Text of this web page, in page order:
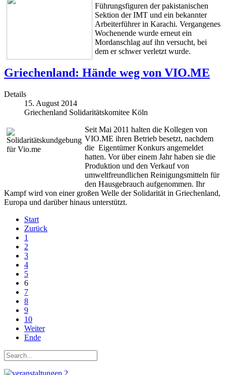
Führungsfiguren der pakistanischen
Sektion der IMT und ein bekannter
Arbeiterführer in Karachi. Vergangenes
Wochenende wurde erneut ein
Mordanschlag auf ihn versucht, bei
dem er schwer verletzt wurde.
Griechenland: Hände weg von VIO.ME
Details
15. August 2014
Griechenland Solidaritätskomitee Köln
Seit Mai 2011 halten die Kollegen von
VIO.ME ihren Betrieb besetzt, nachdem
die Eigentümer Konkurs angemeldet
hatten. Vor über einem Jahr haben sie die
Produktion und den Verkauf von
umweltfreundlichen Reinigungsmitteln für
den Hausgebrauch aufgenommen. Ihr
Kampf wird von einer großen Welle der Solidarität in Griechenland,
Europa und darüber hinaus unterstützt.
Start
Zurück
1
2
3
4
5
6
7
8
9
10
Weiter
Ende